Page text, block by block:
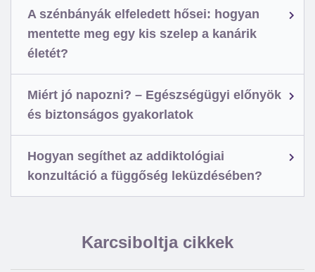
A szénbányák elfeledett hősei: hogyan
mentette meg egy kis szelep a kanárik
életét?
Miért jó napozni? – Egészségügyi előnyök
és biztonságos gyakorlatok
Hogyan segíthet az addiktológiai
konzultáció a függőség leküzdésében?
Karcsiboltja cikkek